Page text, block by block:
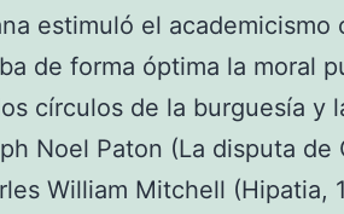
estimuló el academicismo
de forma óptima la moral
círculos de la burguesía y
Noel Paton (La disputa de
William Mitchell (Hipatia,